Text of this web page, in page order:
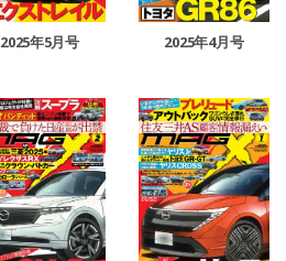
2025年5月号 2025年4月号